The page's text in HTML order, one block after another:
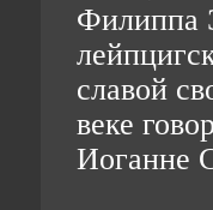
Филиппа
славой
веке
Иоганне